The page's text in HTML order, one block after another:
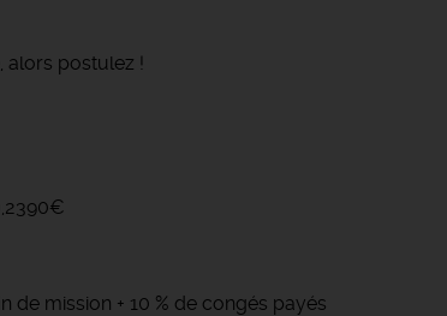
alors postulez !
de mission + 10 % de congés payés